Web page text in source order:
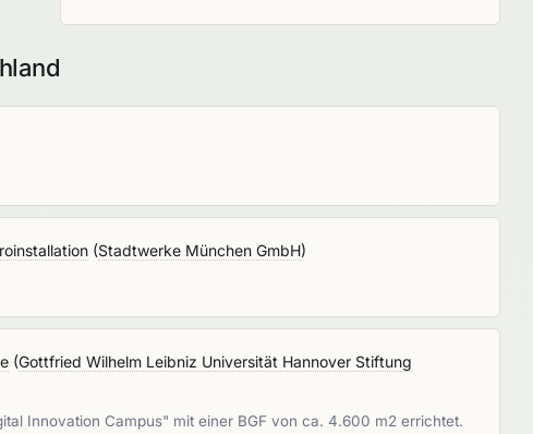
(Stadtwerke München GmbH)
(Gottfried Wilhelm Leibniz Universität Hannover Stiftung
Innovation Campus" mit einer BGF von ca. 4.600 m2 errichtet.